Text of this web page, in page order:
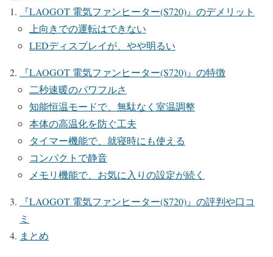
『LAOGOT 電気ファンヒーター(S720)』のデメリット
上向きでの運転はできない
LEDディスプレイが、やや明るい
『LAOGOT 電気ファンヒーター(S720)』の特徴
二秒速暖のパワフルさ
知能恒温モードで、無駄なく室温調整
本体の高温化を防ぐ工夫
タイマー機能で、就寝時にも使える
コンパクトで静音
メモリ機能で、お気に入りの設定が続く
『LAOGOT 電気ファンヒーター(S720)』の評判や口コ
ミ
まとめ